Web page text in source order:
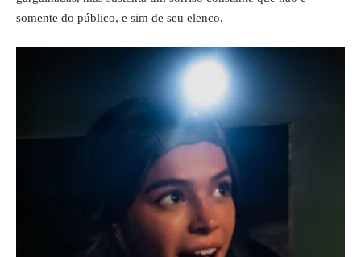
somente do público, e sim de seu elenco.